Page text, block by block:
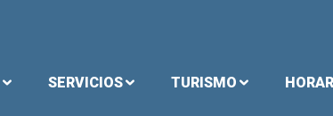
SERVICIOS TURISMO